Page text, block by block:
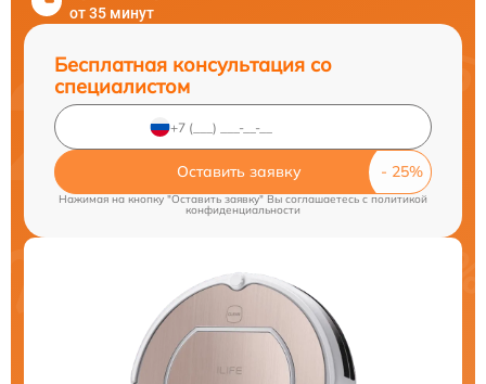
от 35 минут
Бесплатная консультация со
специалистом
Оставить заявку
Нажимая на кнопку "Оставить заявку" Вы соглашаетесь c политикой
конфиденциальности